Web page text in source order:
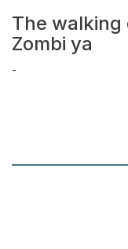
The walking
Zombi ya
-